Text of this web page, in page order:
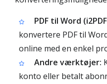
PDF til Word
konvertere PDF til
online med en enkel
Andre værktøjer:
konto eller betalt